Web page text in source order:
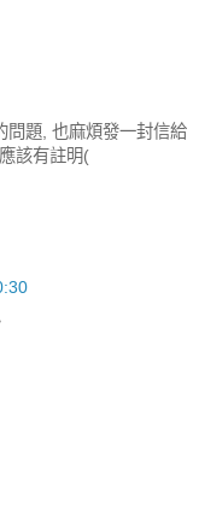
問題, 也麻煩發一封信給
該有註明(